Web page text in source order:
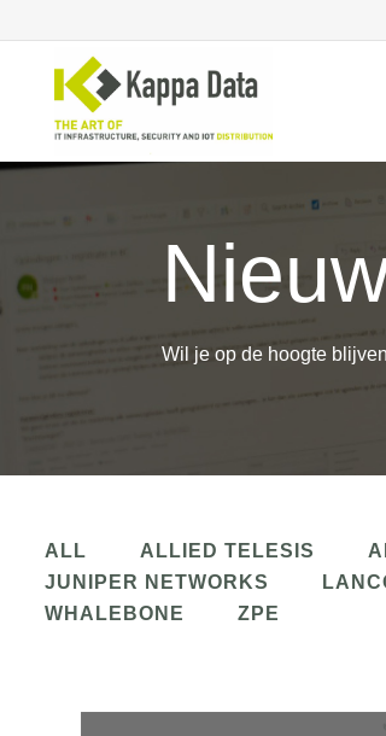
WiFi
Switching
Backup
Wil je op de hoogte
ALL ALLIED TELESIS
JUNIPER NETWORKS
WHALEBONE
ZPE